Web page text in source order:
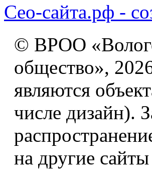
Сео-сайта.рф -
© ВРОО
общество»,
являются
числе дизайн).
на другие